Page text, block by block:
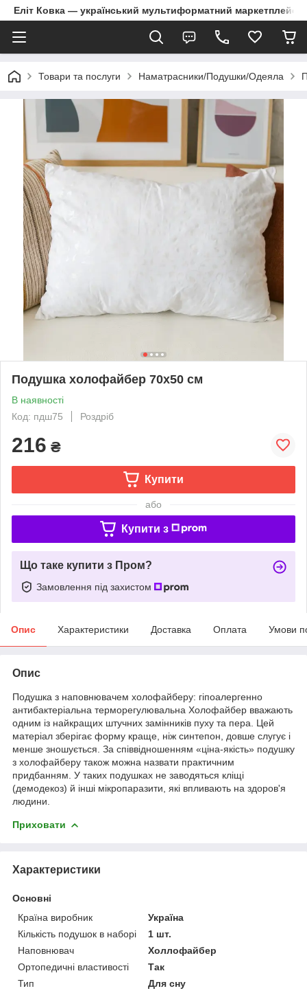
Еліт Ковка — український мультиформатний маркетплейс
Товари та послуги Наматрасники/Подушки/Одеяла
Подушка холофайбер 70х50 см
В наявності
Код: пдш75
Роздріб
216 ₴
Купити
або
Купити з
Що таке купити з Пром?
Замовлення під захистом
Опис Характеристики Доставка Оплата Умови
Опис
Подушка з наповнювачем холофайберу: гіпоалергенно
антибактеріальна терморегулювальна Холофайбер вважають
одним із найкращих штучних замінників пуху та пера. Цей
матеріал зберігає форму краще, ніж синтепон, довше слугує і
менше зношується. За співвідношенням «ціна-якість» подушку
з холофайберу також можна назвати практичним
придбанням. У таких подушках не заводяться кліщі
(демодекоз) й інші мікропаразити, які впливають на здоров'я
людини.
Приховати
Характеристики
Основні
Країна виробник
Україна
Кількість подушок в наборі
1 шт.
Наповнювач
Холлофайбер
Ортопедичні властивості
Так
Тип
Для сну